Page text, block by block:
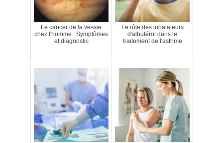
Le cancer de la vessie
chez l'homme : Symptômes
et diagnostic
Le rôle des inhalateurs
d'albutérol dans le
traitement de l'asthme